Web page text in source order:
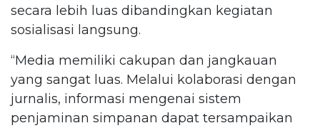
secara lebih luas dibandingkan kegiatan
sosialisasi langsung.
“Media memiliki cakupan dan jangkauan
yang sangat luas. Melalui kolaborasi dengan
jurnalis, informasi mengenai sistem
penjaminan simpanan dapat tersampaikan